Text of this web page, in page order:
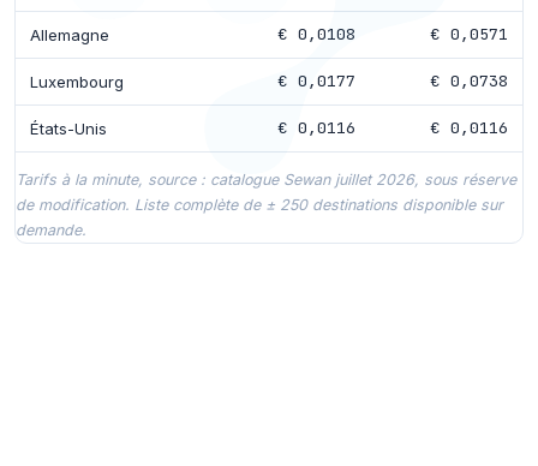
Allemagne € 0,0108 € 0,0571
Luxembourg € 0,0177 € 0,0738
États-Unis € 0,0116 € 0,0116
Tarifs à la minute, source : catalogue Sewan juillet 2026, sous réserve
de modification. Liste complète de ± 250 destinations disponible sur
demande.